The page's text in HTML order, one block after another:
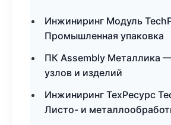
Инжиниринг Модуль
Промышленная упаковка
ПК Assembly Металлика
узлов и изделий
Инжиниринг ТехРесурс
Листо- и